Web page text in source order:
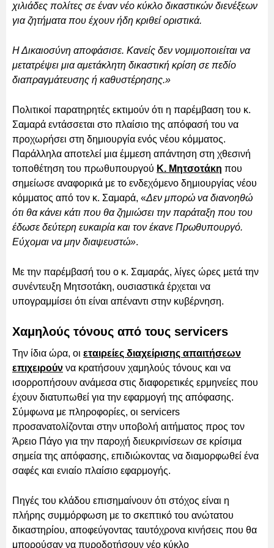
χιλιάδες πολίτες σε έναν νέο κύκλο δικαστικών διενέξεων
για ζητήματα που έχουν ήδη κριθεί οριστικά.
Η Δικαιοσύνη αποφάσισε. Κανείς δεν νομιμοποιείται να
μετατρέψει μια αμετάκλητη δικαστική κρίση σε πεδίο
διαπραγμάτευσης ή καθυστέρησης.»
Πολιτικοί παρατηρητές εκτιμούν ότι η παρέμβαση του κ.
Σαμαρά εντάσσεται στο πλαίσιο της απόφασή του να
προχωρήσει στη δημιουργία ενός νέου κόμματος.
Παράλληλα αποτελεί μια έμμεση απάντηση στη χθεσινή
τοποθέτηση του πρωθυπουργού Κ. Μητσοτάκη που
σημείωσε αναφορικά με το ενδεχόμενο δημιουργίας νέου
κόμματος από τον κ. Σαμαρά, «Δεν μπορώ να διανοηθώ
ότι θα κάνει κάτι που θα ζημιώσει την παράταξη που του
έδωσε δεύτερη ευκαιρία και τον έκανε Πρωθυπουργό.
Εύχομαι να μην διαψευστώ».
Με την παρέμβασή του ο κ. Σαμαράς, λίγες ώρες μετά την
συνέντευξη Μητσοτάκη, ουσιαστικά έρχεται να
υπογραμμίσει ότι είναι απέναντι στην κυβέρνηση.
Χαμηλούς τόνους από τους servicers
Την ίδια ώρα, οι εταιρείες διαχείρισης απαιτήσεων
επιχειρούν να κρατήσουν χαμηλούς τόνους και να
ισορροπήσουν ανάμεσα στις διαφορετικές ερμηνείες που
έχουν διατυπωθεί για την εφαρμογή της απόφασης.
Σύμφωνα με πληροφορίες, οι servicers
προσανατολίζονται στην υποβολή αιτήματος προς τον
Άρειο Πάγο για την παροχή διευκρινίσεων σε κρίσιμα
σημεία της απόφασης, επιδιώκοντας να διαμορφωθεί ένα
σαφές και ενιαίο πλαίσιο εφαρμογής.
Πηγές του κλάδου επισημαίνουν ότι στόχος είναι η
πλήρης συμμόρφωση με το σκεπτικό του ανώτατου
δικαστηρίου, αποφεύγοντας ταυτόχρονα κινήσεις που θα
μπορούσαν να πυροδοτήσουν νέο κύκλο